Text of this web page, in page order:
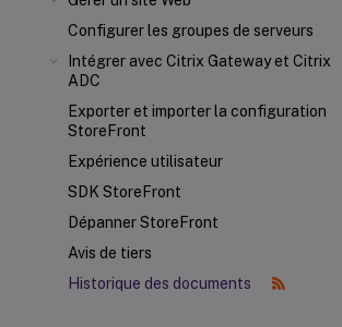
Configurer les groupes de serveurs
Intégrer avec Citrix Gateway et Citrix
ADC
Exporter et importer la configuration
StoreFront
Expérience utilisateur
SDK StoreFront
Dépanner StoreFront
Avis de tiers
Historique des documents